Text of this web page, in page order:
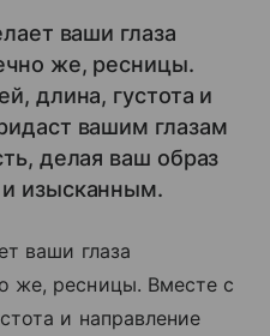
ваши глаза
же, ресницы.
длина, густота и
вашим глазам
делая ваш образ
изысканным.
ваши глаза
же, ресницы. Вместе с
и направление